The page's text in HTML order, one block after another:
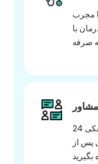
مجرب
با
صرفه
پشتیبانی و کمک مشاور پزشکی 24x7 در طول سفر
پس از